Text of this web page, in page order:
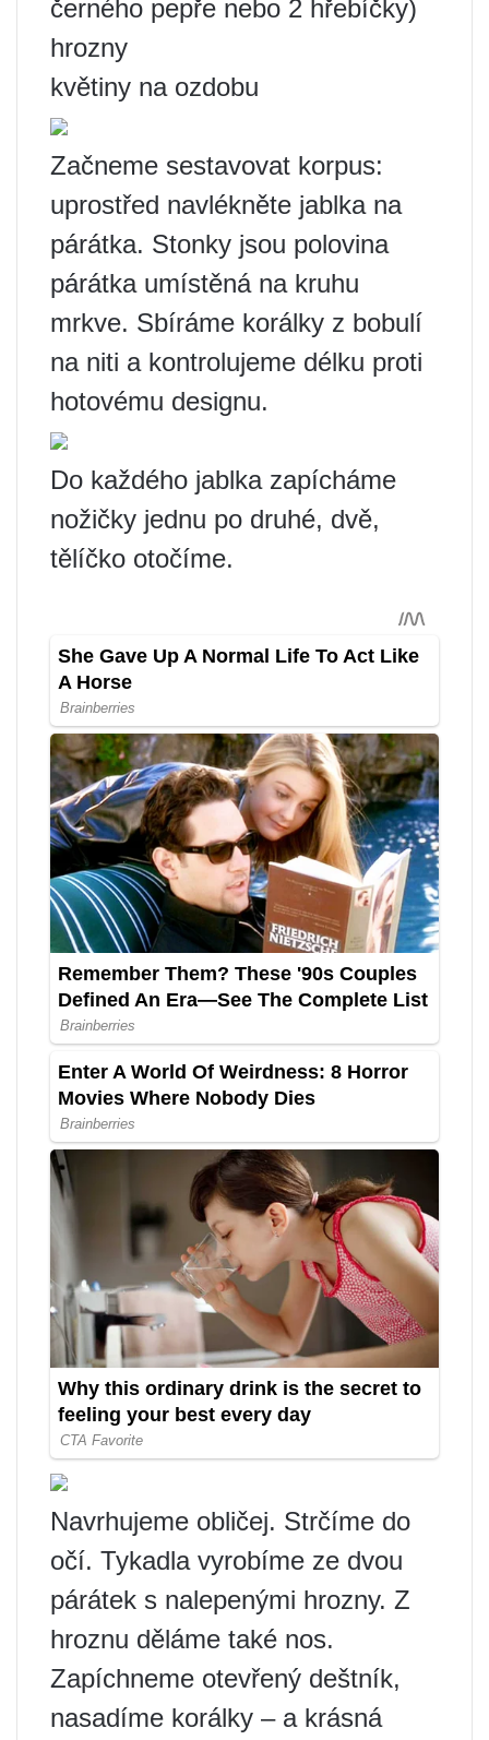
černého pepře nebo 2 hřebíčky)
hrozny
květiny na ozdobu
Začneme sestavovat korpus:
uprostřed navlékněte jablka na
párátka. Stonky jsou polovina
párátka umístěná na kruhu
mrkve. Sbíráme korálky z bobulí
na niti a kontrolujeme délku proti
hotovému designu.
Do každého jablka zapícháme
nožičky jednu po druhé, dvě,
tělíčko otočíme.
Navrhujeme obličej. Strčíme do
očí. Tykadla vyrobíme ze dvou
párátek s nalepenými hrozny. Z
hroznu děláme také nos.
Zapíchneme otevřený deštník,
nasadíme korálky – a krásná